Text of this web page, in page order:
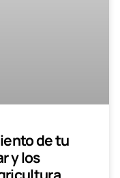
de tu
y los